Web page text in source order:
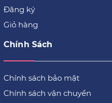
Đăng ký
Giỏ hàng
Chính Sách
Chính sách bảo mật
Chính sách vận chuyển